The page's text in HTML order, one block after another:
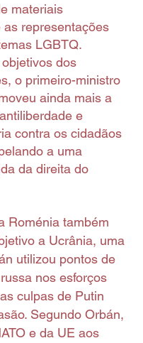
materiais
as representações
LGBTQ.
dos
o primeiro-ministro
ainda mais a
e
contra os cidadãos
a uma
da direita do
Roménia também
a Ucrânia, uma
utilizou pontos de
nos esforços
culpas de Putin
Segundo Orbán,
e da UE aos